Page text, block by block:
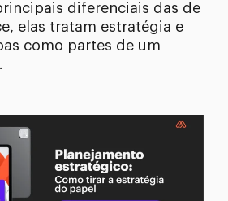
diferenciais das de
elas tratam estratégia e
como partes de um